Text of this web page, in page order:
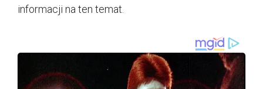
informacji na ten temat.